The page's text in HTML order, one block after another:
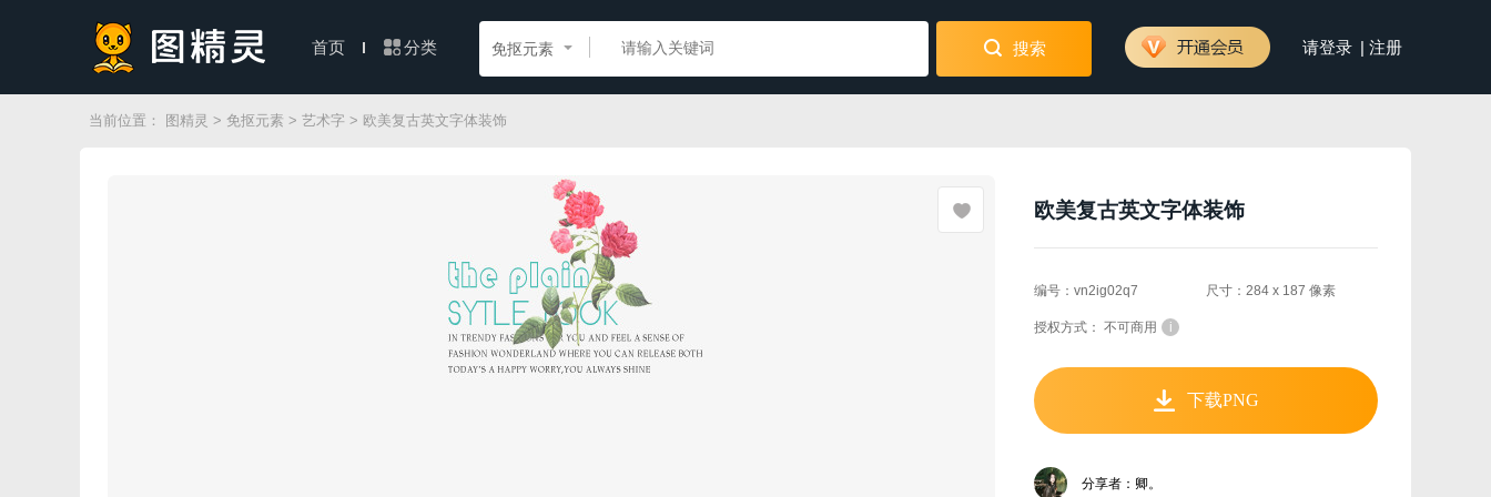
首页 分类 免抠元素 搜索 请登录 | 注册
当前位置： 图精灵 > 免抠元素 > 艺术字 > 欧美复古英文字体装饰
欧美复古英文字体装饰
编号：vn2ig02q7 尺寸：284 x 187 像素
授权方式： 不可商用 i
下载PNG
分享者：卿。